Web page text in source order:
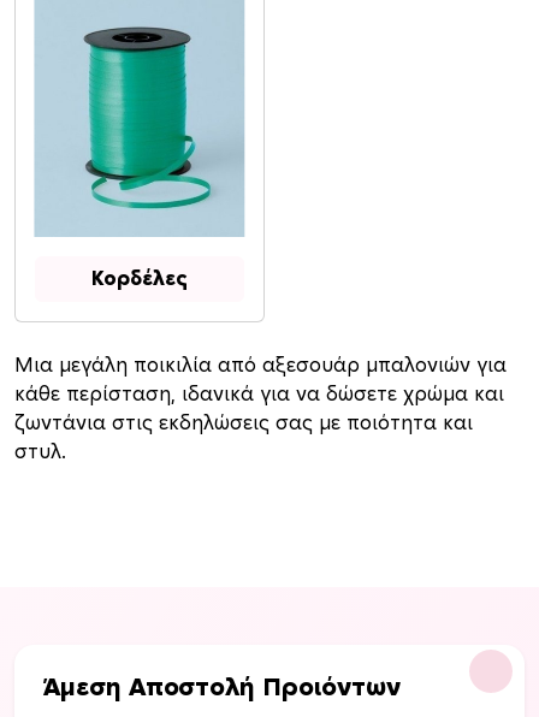
Κορδέλες
Μια μεγάλη ποικιλία από αξεσουάρ μπαλονιών για
κάθε περίσταση, ιδανικά για να δώσετε χρώμα και
ζωντάνια στις εκδηλώσεις σας με ποιότητα και
στυλ.
Άμεση Αποστολή Προιόντων